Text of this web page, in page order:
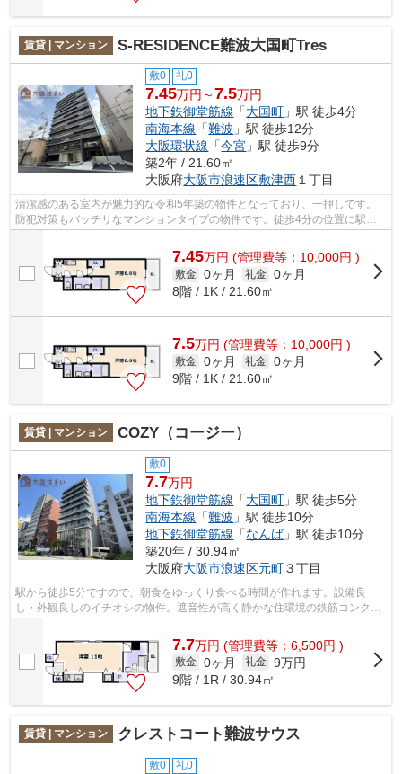
賃貸 | マンション S-RESIDENCE難波大国町Tres
敷0 礼0
7.45万円～7.5万円
地下鉄御堂筋線 「大国町 」駅 徒歩4分
南海本線 「難波 」駅 徒歩12分
大阪環状線 「今宮 」駅 徒歩9分
築2年 / 21.60㎡
大阪府大阪市浪速区敷津西１丁目
清潔感のある室内が魅力的な令和5年築の物件となっており、一押しです。
防犯対策もバッチリなマンションタイプの物件です。徒歩4分の位置に駅が
7.45万円 (管理費等：10,000円 )
敷金 0ヶ月 礼金 0ヶ月
8階 / 1K / 21.60㎡
7.5万円 (管理費等：10,000円 )
敷金 0ヶ月 礼金 0ヶ月
9階 / 1K / 21.60㎡
賃貸 | マンション COZY（コージー）
敷0
7.7万円
地下鉄御堂筋線 「大国町 」駅 徒歩5分
南海本線 「難波 」駅 徒歩10分
地下鉄御堂筋線 「なんば」駅 徒歩10分
築20年 / 30.94㎡
大阪府大阪市浪速区元町３丁目
駅から徒歩5分ですので、朝食をゆっくり食べる時間が作れます。設備良
し・外観良しのイチオシの物件。遮音性が高く静かな住環境の鉄筋コンクリ
7.7万円 (管理費等：6,500円 )
敷金 0ヶ月 礼金 9万円
9階 / 1R / 30.94㎡
賃貸 | マンション クレストコート難波サウス
敷0 礼0